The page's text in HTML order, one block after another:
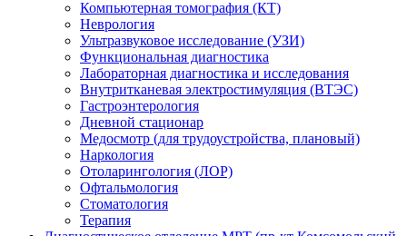
Компьютерная томография (КТ)
Неврология
Ультразвуковое исследование (УЗИ)
Функциональная диагностика
Лабораторная диагностика и исследования
Внутритканевая электростимуляция (ВТЭС)
Гастроэнтерология
Дневной стационар
Медосмотр (для трудоустройства, плановый)
Наркология
Отоларингология (ЛОР)
Офтальмология
Стоматология
Терапия